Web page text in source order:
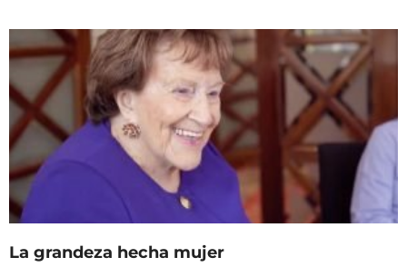
La grandeza hecha mujer